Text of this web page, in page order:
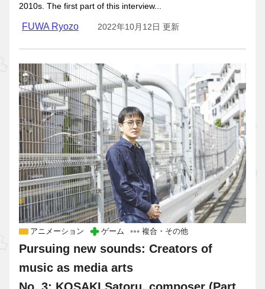
2010s. The first part of this interview...
FUWA Ryozo 2022年10月12日 更新
アニメーション ゲーム 複合・その他
Pursuing new sounds: Creators of
music as media arts